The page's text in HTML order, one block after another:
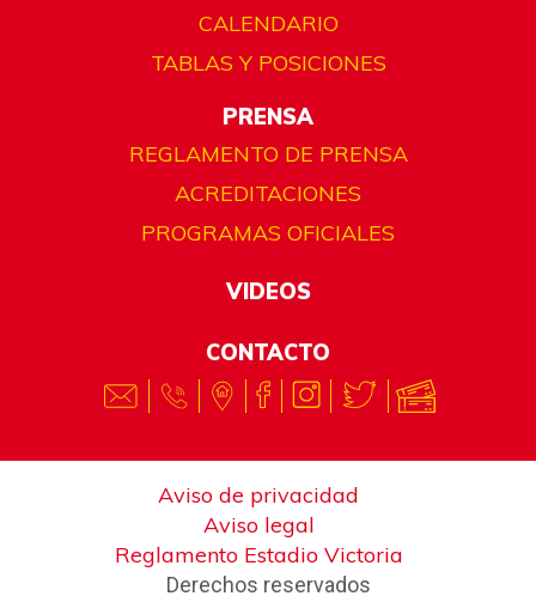
CALENDARIO
TABLAS Y POSICIONES
PRENSA
REGLAMENTO DE PRENSA
ACREDITACIONES
PROGRAMAS OFICIALES
VIDEOS
CONTACTO
Aviso de privacidad
Aviso legal
Reglamento Estadio Victoria
Derechos reservados